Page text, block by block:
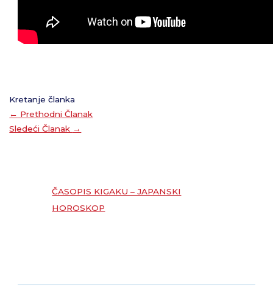
Kretanje članka
← Prethodni Članak
Sledeći Članak →
ČASOPIS KIGAKU – JAPANSKI
HOROSKOP